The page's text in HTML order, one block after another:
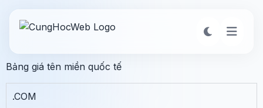
Bảng giá tên miền quốc tế
.COM